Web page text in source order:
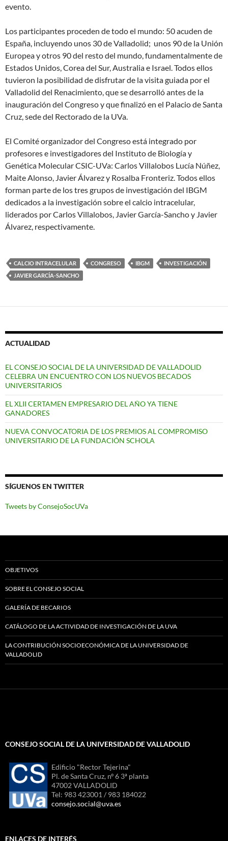
evento.
Los participantes proceden de todo el mundo: 50 acuden de
España, incluyendo unos 30 de Valladolid; unos 90 de la Unión
Europea y otros 90 del resto del mundo, fundamentalmente de
Estados Unidos, Corea del Sur, Australia e Israel. Todos ellos
tuvieron la posibilidad de disfrutar de la visita guiada por el
Valladolid del Renacimiento, que se desarrolló antes de la
inauguración del Congreso y que finalizó en el Palacio de Santa
Cruz, sede del Rectorado de la UVa.
El Comité organizador del Congreso está integrado por
profesores e investigadores del Instituto de Biología y
Genética Molecular CSIC-UVa: Carlos Villalobos Lucía Núñez,
Maite Alonso, Javier Álvarez y Rosalba Fronteriz. Todos ellos
forman parte de los tres grupos de investigación del IBGM
dedicados a la investigación sobre el calcio intracelular,
liderados por Carlos Villalobos, Javier García-Sancho y Javier
Álvarez, respectivamente.
CALCIO INTRACELULAR CONGRESO IBGM
INVESTIGACIÓN
JAVIER GARCÍA-SANCHO
ACTUALIDAD
EL CONSEJO SOCIAL DE LA UNIVERSIDAD DE VALLADOLID
CELEBRA UN ENCUENTRO CON LOS NUEVOS BECADOS
UNIVERSITARIOS
EL XLII CERTAMEN EMPRESARIO DEL AÑO YA TIENE
GANADORES
NUEVA CONVOCATORIA DE LOS PREMIOS AL COMPROMISO
UNIVERSITARIO DE LA FUNDACIÓN SCHOLA
SÍGUENOS EN TWITTER
Tweets by ConsejoSocUVa
OBJETIVOS
SOBRE EL CONSEJO SOCIAL
GALERÍA DE BECARIOS
CATÁLOGO DE LA ACTIVIDAD DE INVESTIGACIÓN DE LA UVA
LA CONTRIBUCIÓN SOCIOECONÓMICA DE LA UNIVERSIDAD DE
VALLADOLID
CONSEJO SOCIAL DE LA UNIVERSIDAD DE VALLADOLID
Edificio "Rector Tejerina"
Pl. de Santa Cruz, nº 6 3ª planta
47002 VALLADOLID
Tel: 983 423001 / 983 184022
consejo.social@uva.es
ENLACES DE INTERÉS